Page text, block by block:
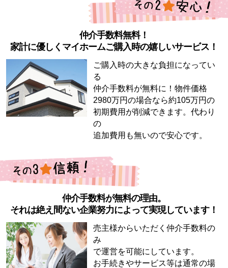
仲介手数料無料！
家計に優しくマイホームご購入時の嬉しいサービス！
ご購入時の大きな負担になってい
る
仲介手数料が無料に！物件価格
2980万円の場合なら約105万円の
初期費用が削減できます。代わり
の
追加費用も無いので安心です。
仲介手数料が無料の理由。
それは絶え間ない企業努力によって実現しています！
売主様からいただく仲介手数料の
み
で運営を可能にしています。
お手続きやサービス等は通常の場